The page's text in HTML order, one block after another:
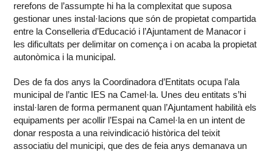
rerefons de l’assumpte hi ha la complexitat que suposa
gestionar unes instal·lacions que són de propietat compartida
entre la Conselleria d’Educació i l’Ajuntament de Manacor i
les dificultats per delimitar on comença i on acaba la propietat
autonòmica i la municipal.
Des de fa dos anys la Coordinadora d’Entitats ocupa l’ala
municipal de l’antic IES na Camel·la. Unes deu entitats s’hi
instal·laren de forma permanent quan l’Ajuntament habilità els
equipaments per acollir l’Espai na Camel·la en un intent de
donar resposta a una reivindicació històrica del teixit
associatiu del municipi, que des de feia anys demanava un